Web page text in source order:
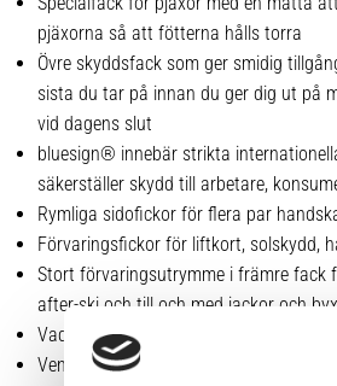
pjäxorna så att fötterna hålls torra
Övre skyddsfack som ger smidig
sista du tar på innan du ger dig ut på
vid dagens slut
bluesign® innebär strikta
säkerställer skydd till arbetare,
Rymliga sidofickor för flera par
Förvaringsfickor för liftkort, solskydd,
Stort förvaringsutrymme i främre fack
after-ski och till och med jackor och
Vadderat fack för skidglasögon som
Ventilerande dragkedjor så att